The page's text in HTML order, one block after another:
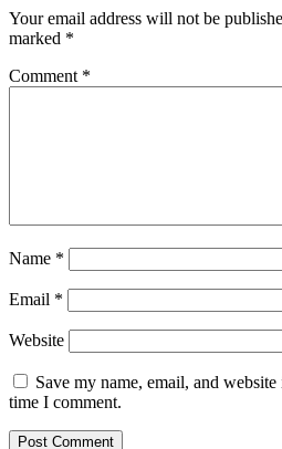
Your email address will not be
marked *
Comment *
Name *
Email *
Website
Save my name, email, and
time I comment.